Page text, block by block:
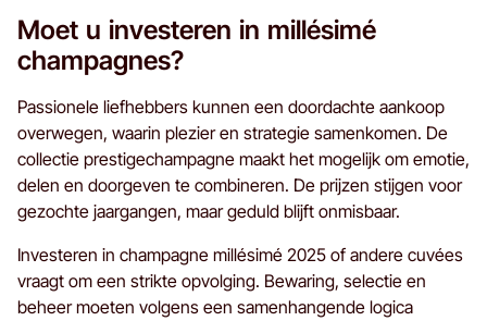
Moet u investeren in millésimé
champagnes?
Passionele liefhebbers kunnen een doordachte aankoop
overwegen, waarin plezier en strategie samenkomen. De
collectie prestigechampagne maakt het mogelijk om emotie,
delen en doorgeven te combineren. De prijzen stijgen voor
gezochte jaargangen, maar geduld blijft onmisbaar.
Investeren in champagne millésimé 2025 of andere cuvées
vraagt om een strikte opvolging. Bewaring, selectie en
beheer moeten volgens een samenhangende logica